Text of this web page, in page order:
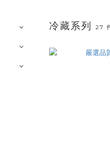
冷藏系列27